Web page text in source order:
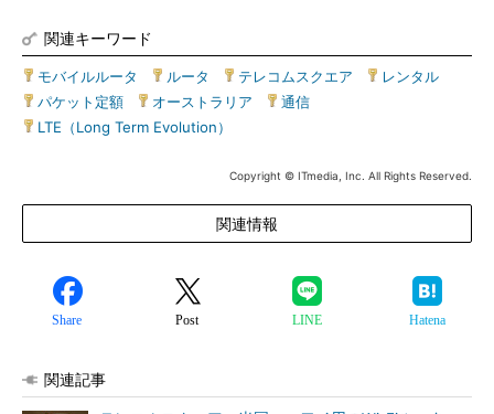
関連キーワード
モバイルルータ ルータ テレコムスクエア レンタル
パケット定額
オーストラリア 通信
LTE（Long Term Evolution）
Copyright © ITmedia, Inc. All Rights Reserved.
関連情報
Share Post LINE Hatena
関連記事